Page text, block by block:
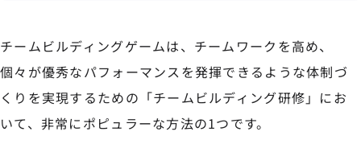
チームビルディングゲームは、チームワークを高め、
個々が優秀なパフォーマンスを発揮できるような体制づ
くりを実現するための「チームビルディング研修」にお
いて、非常にポピュラーな方法の1つです。